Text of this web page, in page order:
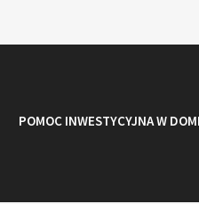
POMOC INWESTYCYJNA W